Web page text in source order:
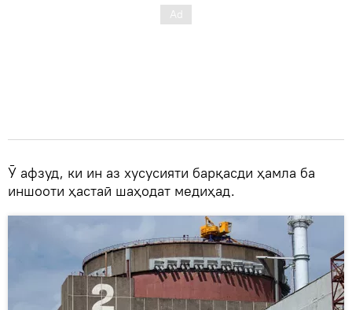
Ӯ афзуд, ки ин аз хусусияти барқасди ҳамла ба
иншооти ҳастаӣ шаҳодат медиҳад.